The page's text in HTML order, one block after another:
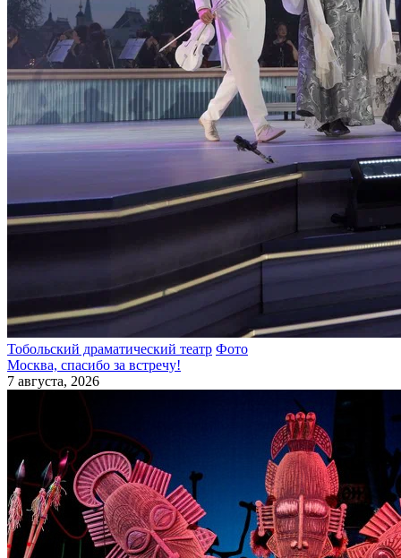
Тобольский драматический театр Фото
Москва, спасибо за встречу!
7 августа, 2026